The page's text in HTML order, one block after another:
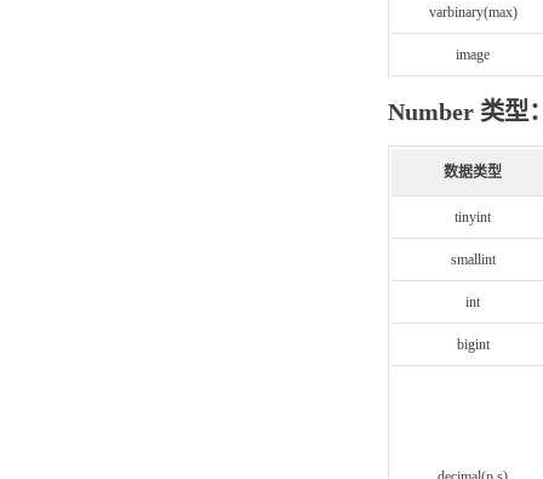
varbinary(max)
image
Number 类型
数据类型
tinyint
smallint
int
bigint